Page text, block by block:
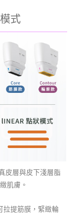
式
皮層與皮下淺層脂
肌膚。
拉提筋膜，緊緻輪